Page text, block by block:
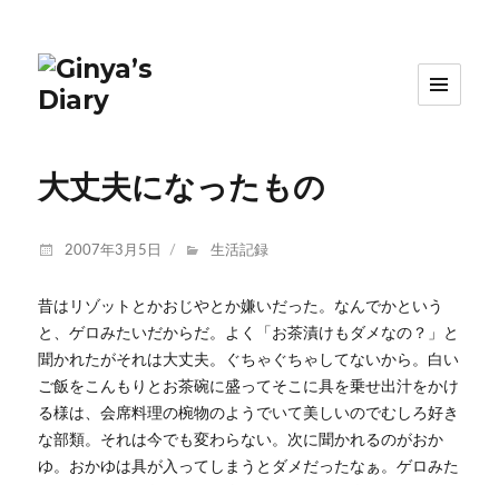
大丈夫になったもの
投
2007年3月5日
カ
ー
生活記録
昔はリゾットとかおじやとか嫌いだった。なんでかという
と、ゲロみたいだからだ。よく「お茶漬けもダメなの？」と
聞かれたがそれは大丈夫。ぐちゃぐちゃしてないから。白い
ご飯をこんもりとお茶碗に盛ってそこに具を乗せ出汁をかけ
る様は、会席料理の椀物のようでいて美しいのでむしろ好き
な部類。それは今でも変わらない。次に聞かれるのがおか
ゆ。おかゆは具が入ってしまうとダメだったなぁ。ゲロみた